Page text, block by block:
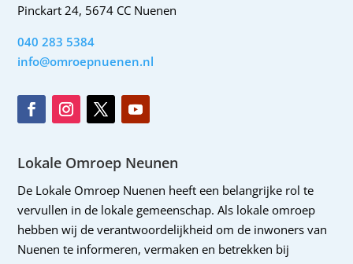
Pinckart 24, 5674 CC Nuenen
040 283 5384
info@omroepnuenen.nl
Lokale Omroep Neunen
De Lokale Omroep Nuenen heeft een belangrijke rol te
vervullen in de lokale gemeenschap. Als lokale omroep
hebben wij de verantwoordelijkheid om de inwoners van
Nuenen te informeren, vermaken en betrekken bij